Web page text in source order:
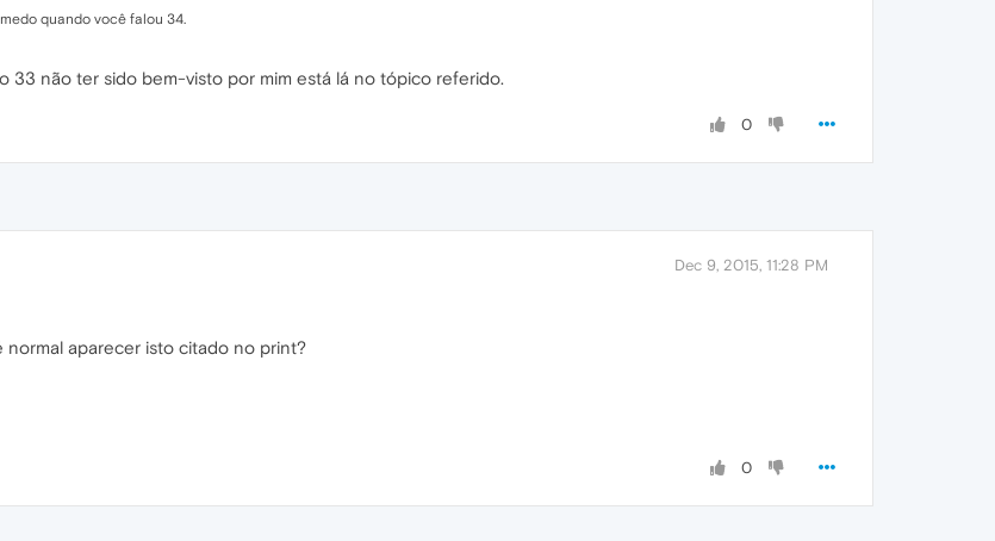
quando você falou 34.
33 não ter sido bem-visto por mim está lá no tópico referido.
0
Dec 9, 2015, 11:28 PM
normal aparecer isto citado no print?
0